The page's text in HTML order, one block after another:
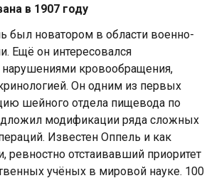
в 1907 году
был новатором в области военно-
Ещё он интересовался
нарушениями кровообращения,
Он одним из первых
шейного отдела пищевода по
модификации ряда сложных
Известен Оппель и как
ревностно отстаивавший приоритет
учёных в мировой науке. 100